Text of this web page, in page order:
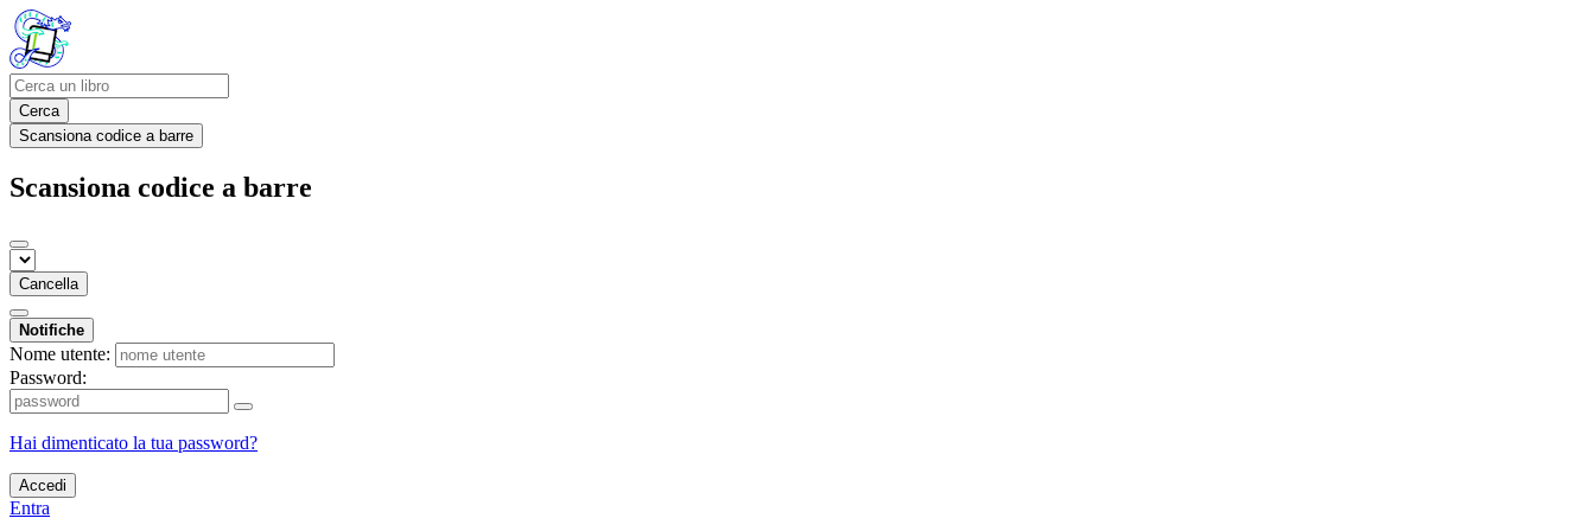
Cerca
Scansiona codice a barre
Scansiona codice a barre
Cancella
Notifiche
Nome utente:
Password:
Hai dimenticato la tua password?
Accedi
Entra